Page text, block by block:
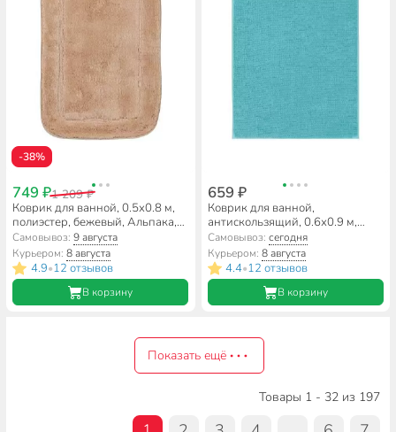
-38%
749 ₽1 209 ₽
Коврик для ванной, 0.5х0.8 м,
полиэстер, бежевый, Альпака,
Y6-1928
Самовывоз:9 августа
Курьером:8 августа
4.9•12 отзывов
В корзину
659 ₽
Коврик для ванной,
антискользящий, 0.6х0.9 м,
полиэстер, голубой, Макарон,
Y3-668
Самовывоз: сегодня
Курьером: 8 августа
4.4•12 отзывов
В корзину
Показать ещё
Товары 1 - 32 из 197